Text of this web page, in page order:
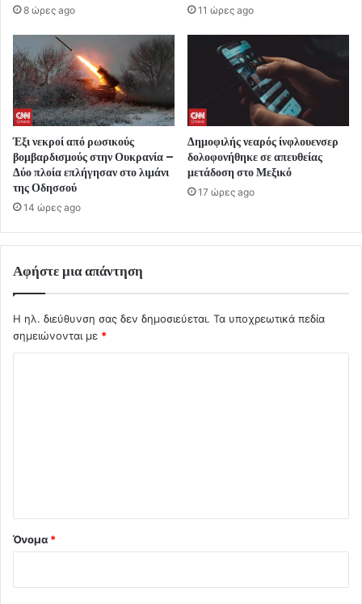
8 ώρες ago 11 ώρες ago
Έξι νεκροί από ρωσικούς
βομβαρδισμούς στην Ουκρανία –
Δύο πλοία επλήγησαν στο λιμάνι
της Οδησσού
14 ώρες ago
Δημοφιλής νεαρός ίνφλουενσερ
δολοφονήθηκε σε απευθείας
μετάδοση στο Μεξικό
17 ώρες ago
Αφήστε μια απάντηση
Η ηλ. διεύθυνση σας δεν δημοσιεύεται. Τα υποχρεωτικά πεδία
σημειώνονται με *
Όνομα *